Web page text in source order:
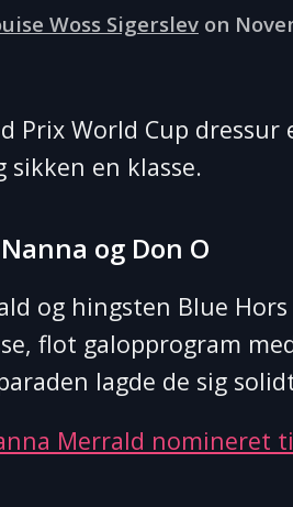
Woss Sigerslev on
Prix World Cup
en klasse.
og Don O
og hingsten Blue
flot galopprogram
lagde de sig
Merrald nomineret